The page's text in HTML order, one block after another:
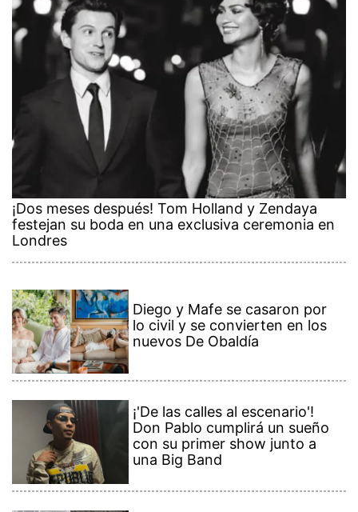
¡Dos meses después! Tom Holland y Zendaya
festejan su boda en una exclusiva ceremonia en
Londres
Diego y Mafe se casaron por
lo civil y se convierten en los
nuevos De Obaldía
¡'De las calles al escenario'!
Don Pablo cumplirá un sueño
con su primer show junto a
una Big Band